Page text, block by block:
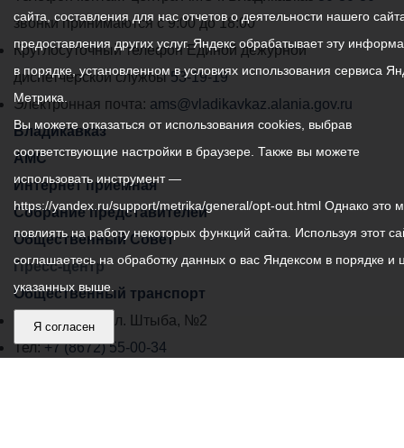
администрации
местного
самоуправления
города
Владикавказ:
звонки принимаются с 9:00 до 18:00
Круглосуточный телефон Единой дежурной
диспетчерской службы53-19-19
Электронная почта: ams@vladikavkaz.alania.gov.ru
Владикавказ
АМС
Интернет приемная
Собрание представителей
Общественный Совет
Пресс-центр
Общественный транспорт
Владикавказ, пл. Штыба, №2
Тел:+7 (8672) 55-00-34
сайта, составления для нас отчетов о деятельности нашего
предоставления других услуг. Яндекс обрабатывает эту
в порядке, установленном в условиях использования сервиса
Метрика.
Вы можете отказаться от использования cookies, выбрав
соответствующие настройки в браузере. Также вы можете
использовать инструмент —
https://yandex.ru/support/metrika/general/opt-out.html Однако это
повлиять на работу некоторых функций сайта. Используя этот
соглашаетесь на обработку данных о вас Яндексом в порядке и
указанных выше.
Я согласен